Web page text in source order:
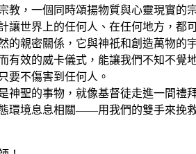
，一個同時頌揚物質與心靈現實的
世界上的任何人、在任何地方，都
親密關係，它與神祇和創造萬物的
效的威卡儀式，能讓我們不知不覺
要不傷害到任何人。
聖的事物，就像基督徒走進一間禮
環境息息相關——用我們的雙手來挽